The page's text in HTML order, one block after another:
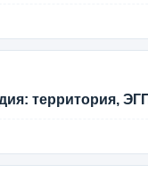
территория,